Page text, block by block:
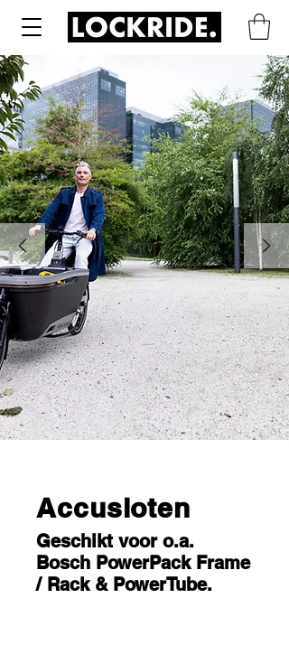
Een sterk
staaltje tegen
accudiefstal
Accusloten
Geschikt voor o.a.
Bosch PowerPack Frame
/ Rack & PowerTube.